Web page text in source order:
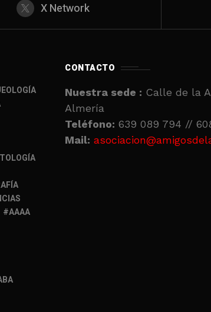
X Network
AAAA
CONTACTO
Nuestra sede : Calle de la
Almería
Teléfono: 639 089 794 //
Mail: